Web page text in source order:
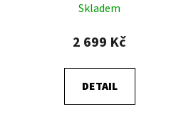
Skladem
2 699 Kč
DETAIL